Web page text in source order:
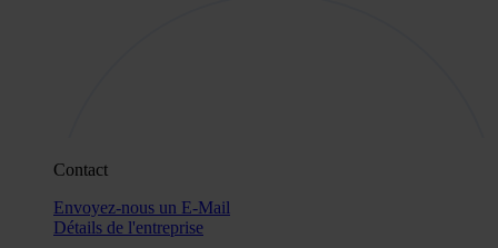
Contact
Envoyez-nous un E-Mail
Détails de l'entreprise